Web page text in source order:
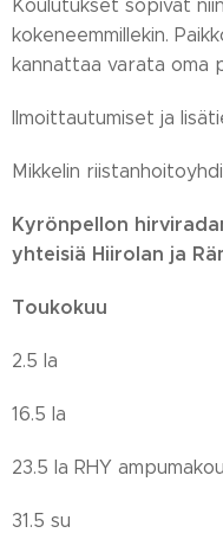
Koulutukset sopivat
kokeneemmillekin.
kannattaa varata oma
Ilmoittautumiset ja
Mikkelin
Kyrönpellon
yhteisiä Hiirolan ja
Toukokuu
2.5 la
16.5 la
23.5 la RHY
31.5 su